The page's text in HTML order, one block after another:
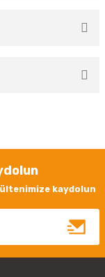
kaydolun